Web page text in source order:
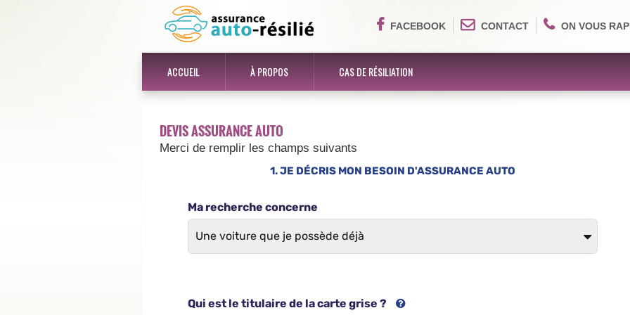
FACEBOOK CONTACT ON VOUS
ACCUEIL À PROPOS CAS DE RÉSILIATION
DEVIS ASSURANCE AUTO
Merci de remplir les champs suivants